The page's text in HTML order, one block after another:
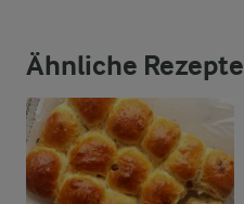
Ähnliche Rezepte